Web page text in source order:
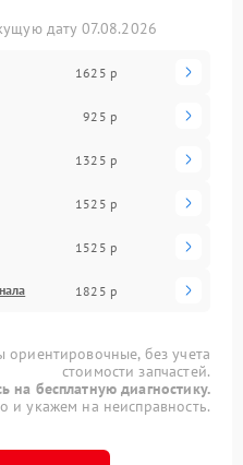
дату 07.08.2026
1625 р
925 р
1325 р
1525 р
1525 р
1825 р
ориентировочные, без учета
стоимости запчастей.
на бесплатную диагностику.
и укажем на неисправность.